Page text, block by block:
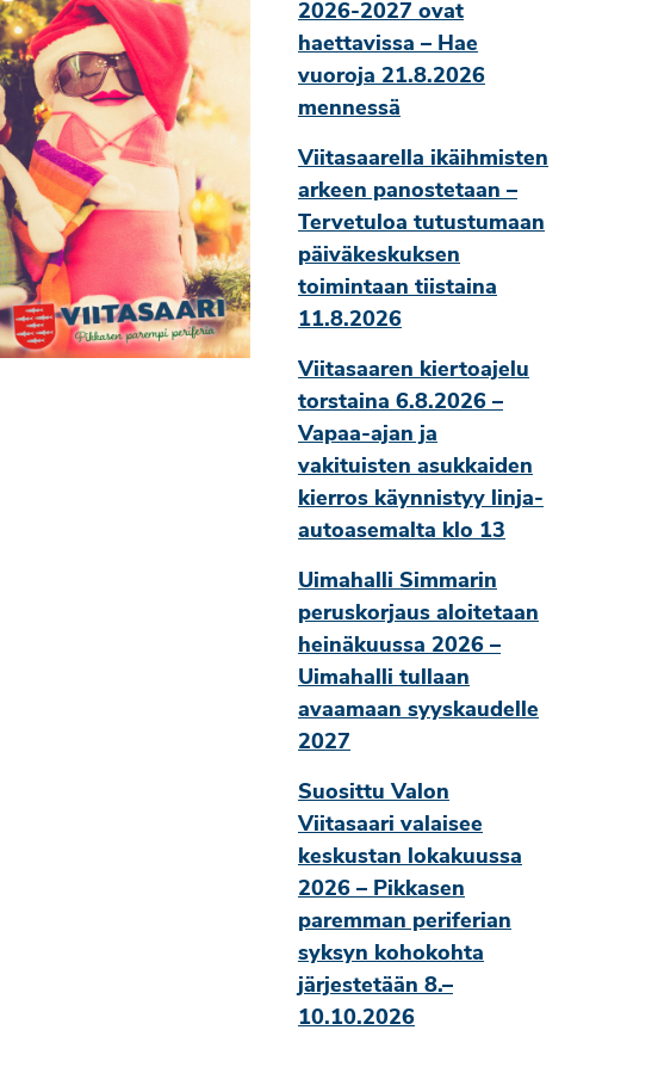
2026-2027 ovat
haettavissa – Hae
vuoroja 21.8.2026
mennessä
Viitasaarella ikäihmisten
arkeen panostetaan –
Tervetuloa tutustumaan
päiväkeskuksen
toimintaan tiistaina
11.8.2026
Viitasaaren kiertoajelu
torstaina 6.8.2026 –
Vapaa-ajan ja
vakituisten asukkaiden
kierros käynnistyy linja-
autoasemalta klo 13
Uimahalli Simmarin
peruskorjaus aloitetaan
heinäkuussa 2026 –
Uimahalli tullaan
avaamaan syyskaudelle
2027
Suosittu Valon
Viitasaari valaisee
keskustan lokakuussa
2026 – Pikkasen
paremman periferian
syksyn kohokohta
järjestetään 8.–
10.10.2026